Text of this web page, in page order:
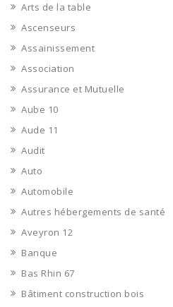
Arts de la table
Ascenseurs
Assainissement
Association
Assurance et Mutuelle
Aube 10
Aude 11
Audit
Auto
Automobile
Autres hébergements de santé
Aveyron 12
Banque
Bas Rhin 67
Bâtiment construction bois